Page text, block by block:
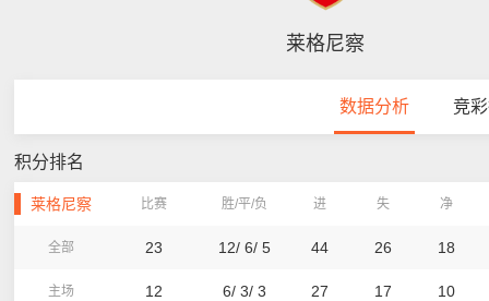
莱格尼察
数据分析 竞
积分排名
莱格尼察 比赛 胜/平/负 进 失 净
全部 23 12/ 6/ 5 44 26 18
主场 12 6/ 3/ 3 27 17 10